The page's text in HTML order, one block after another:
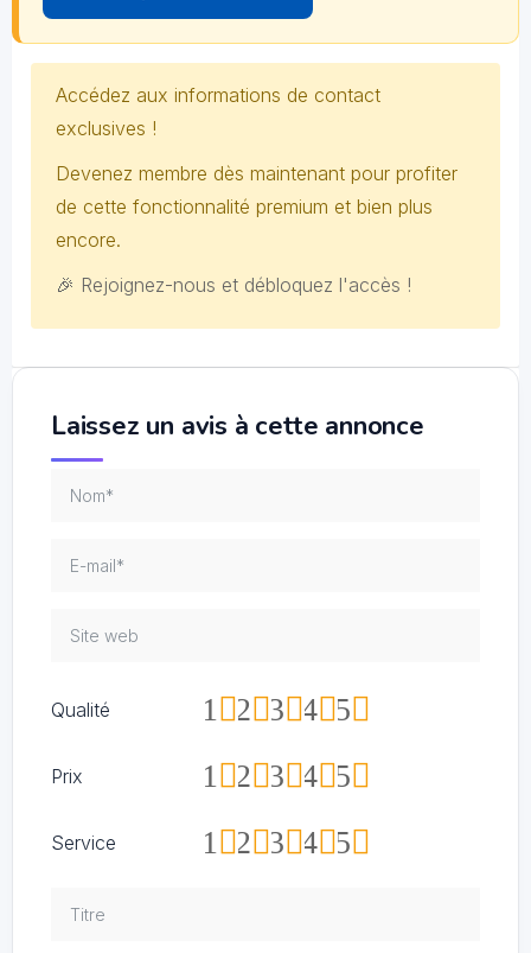
Accédez aux informations de contact
exclusives !
Devenez membre dès maintenant pour profiter
de cette fonctionnalité premium et bien plus
encore.
🎉 Rejoignez-nous et débloquez l'accès !
Laissez un avis à cette annonce
Qualité 5
4
3
2
1
Prix 5
4
3
2
1
Service 5
4
3
2
1